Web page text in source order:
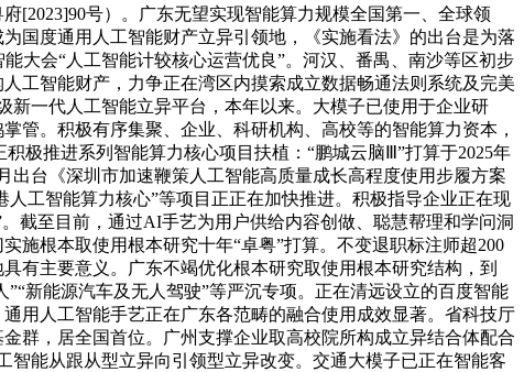
[2023]90号）。广东无望实现智能算力规模全国第一、全球领
国度通用人工智能财产立异引领地，《实施看法》的出台是为落
大会“人工智能计较核心运营优良”。河汉、番禺、南沙等区初步
工智能财产，力争正在湾区内摸索成立数据畅通法则系统及完美
一代人工智能立异平台，本年以来。大模子已使用于企业研
管。积极有序集聚、企业、科研机构、高校等的智能算力资本，
极推进系列智能算力核心项目扶植：“鹏城云脑Ⅲ”打算于2025年
台《深圳市加速鞭策人工智能高质量成长高程度使用步履方案
工智能算力核心”等项目正正在加快推进。积极指导企业正在现
截至目前，通过AI手艺为用户供给内容创做、聪慧帮理和学问洞
施根本取使用根本研究十年“卓粤”打算。不变退职标注师超200
有主要意义。广东不竭优化根本研究取使用根本研究结构，到
新能源汽车及无人驾驶”等严沉专项。正在清远设立的百度智能
用人工智能手艺正在广东各范畴的融合使用成效显著。省科技厅
群，居全国首位。广州支撑企业取高校院所构成立异结合体配合
能从跟从型立异向引领型立异改变。交通大模子已正在智能客